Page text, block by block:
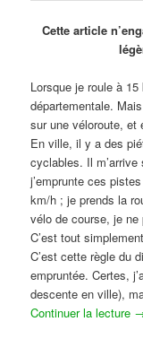
Cette article
Lorsque je roule à
départementale.
sur une véloroute, et
En ville, il y a des
cyclables. Il
j’emprunte ces
km/h ; je prends la
vélo de course, je
C’est tout
C’est cette règle du
empruntée. Certes,
descente en ville),
Continuer la lecture